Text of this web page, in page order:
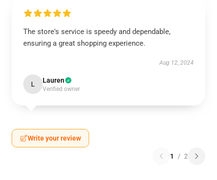
The store's service is speedy and dependable,
ensuring a great shopping experience.
Aug 12, 2024
L Lauren
Verified owner
Write your review
1 / 2